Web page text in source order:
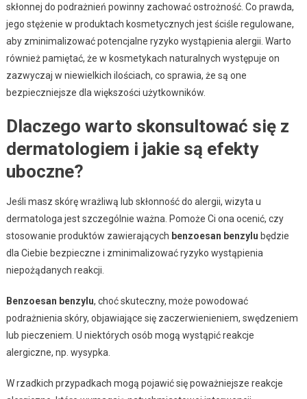
skłonnej do podrażnień powinny zachować ostrożność. Co prawda,
jego stężenie w produktach kosmetycznych jest ściśle regulowane,
aby zminimalizować potencjalne ryzyko wystąpienia alergii. Warto
również pamiętać, że w kosmetykach naturalnych występuje on
zazwyczaj w niewielkich ilościach, co sprawia, że są one
bezpieczniejsze dla większości użytkowników.
Dlaczego warto skonsultować się z
dermatologiem i jakie są efekty
uboczne?
Jeśli masz skórę wrażliwą lub skłonność do alergii, wizyta u
dermatologa jest szczególnie ważna. Pomoże Ci ona ocenić, czy
stosowanie produktów zawierających benzoesan benzylu będzie
dla Ciebie bezpieczne i zminimalizować ryzyko wystąpienia
niepożądanych reakcji.
Benzoesan benzylu, choć skuteczny, może powodować
podrażnienia skóry, objawiające się zaczerwienieniem, swędzeniem
lub pieczeniem. U niektórych osób mogą wystąpić reakcje
alergiczne, np. wysypka.
W rzadkich przypadkach mogą pojawić się poważniejsze reakcje